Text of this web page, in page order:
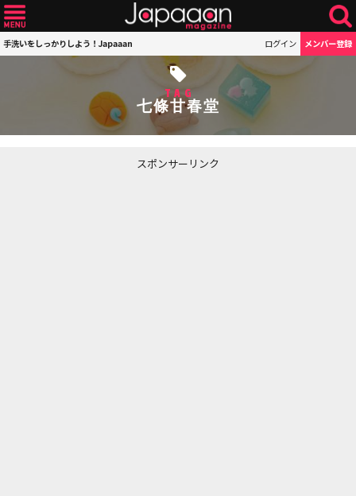
手洗いをしっかりしよう！Japaaan ログイン メンバー登録
TAG
七條甘春堂
スポンサーリンク